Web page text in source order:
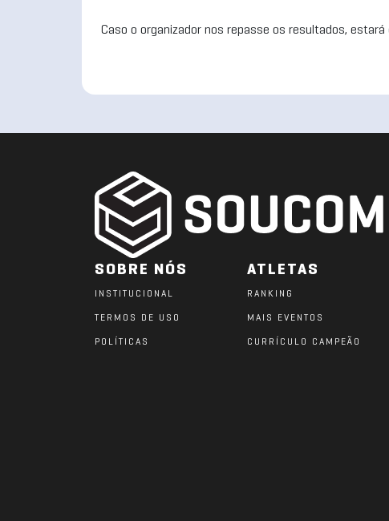
Caso o organizador nos repasse os resultados, estará
SOBRE NÓS
INSTITUCIONAL
TERMOS DE USO
POLÍTICAS
ATLETAS
RANKING
MAIS EVENTOS
CURRÍCULO CAMPEÃO